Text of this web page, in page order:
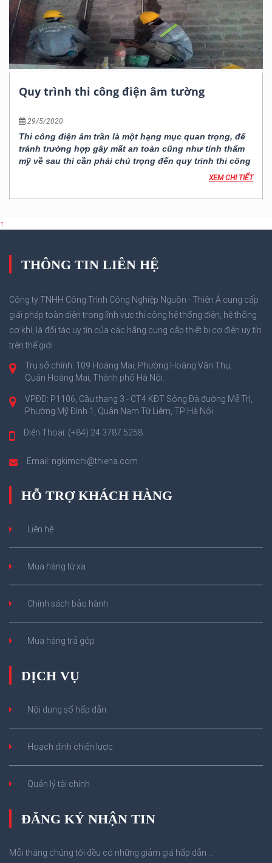
Quy trình thi công điện âm tường
29/5/2020
Thi công điện âm trần là một hạng mục quan trọng, để
tránh trường hợp gây mất an toàn cũng như tính thẩm
mỹ về sau thì cần phải chú trọng đến quy trình thi công
XEM CHI TIẾT
↑
THÔNG TIN LIÊN HỆ
Công ty TNHH Công Trình Công Nghiệp Nguồn - Thiên Á cung cấp
giải pháp toàn diện trong lĩnh vực thi công hệ thống điện, hệ thống
cơ khí, là đối tác uy tín của các hãng cung cấp thiết bị cơ điện uy tín
trên thế giới
Trụ sở chính: 109 Hoàng Mai, Phường Hoàng Văn Thụ,
Quận Hoàng Mai, Thành phố Hà Nội.
VPĐD: P1106, Cầu thang 3 - CT4 KĐT Sông Đà đường Mễ Trì,
Phường Mỹ Đình 1, Quận Nam Từ Liêm, TP Hà Nội
Điện Thoại: (+84) 24 3787 5258
Email: ngkimchi@thiena.com
HỖ TRỢ KHÁCH HÀNG
Liên hệ
Mua hàng từ xa
Chính sách bảo hành
Mua hàng trả góp
DỊCH VỤ
Nội dung số hấp dẫn
Hoạch định chiến lược
Quản lý tài chính
ĐĂNG KÝ NHẬN TIN
Mỗi tháng chúng tôi đều có những giảm giá hấp dẫn ...